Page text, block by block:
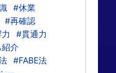
#休業
#再確認
#貫通力
介
#FABE法